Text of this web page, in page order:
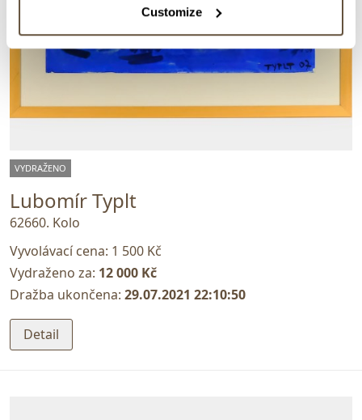
Customize
VYDRAŽENO
Lubomír Typlt
62660. Kolo
Vyvolávací cena: 1 500 Kč
Vydraženo za: 12 000 Kč
Dražba ukončena: 29.07.2021 22:10:50
Detail